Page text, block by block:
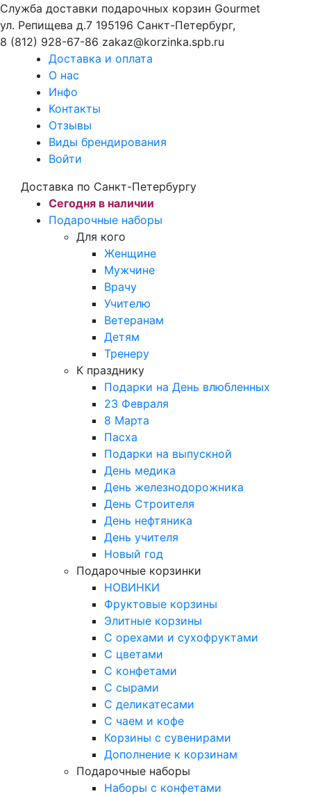
Служба доставки подарочных корзин Gourmet
ул. Репищева д.7 195196 Санкт-Петербург,
8 (812) 928-67-86 zakaz@korzinka.spb.ru
Доставка и оплата
О нас
Инфо
Контакты
Отзывы
Виды брендирования
Войти
Доставка по Санкт-Петербургу
Сегодня в наличии
Подарочные наборы
Для кого
Женщине
Мужчине
Врачу
Учителю
Ветеранам
Детям
Тренеру
К празднику
Подарки на День влюбленных
23 Февраля
8 Марта
Пасха
Подарки на выпускной
День медика
День железнодорожника
День Строителя
День нефтяника
День учителя
Новый год
Подарочные корзинки
НОВИНКИ
Фруктовые корзины
Элитные корзины
С орехами и сухофруктами
С цветами
С конфетами
С сырами
С деликатесами
С чаем и кофе
Корзины с сувенирами
Дополнение к корзинам
Подарочные наборы
Наборы с конфетами